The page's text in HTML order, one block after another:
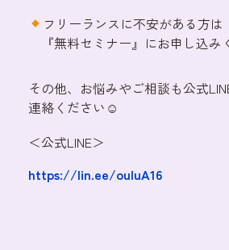
フリーランスに不安がある方は
『無料セミナー』にお申し込み
その他、お悩みやご相談も公式
連絡ください☺
＜公式LINE＞
https://lin.ee/ouluA16